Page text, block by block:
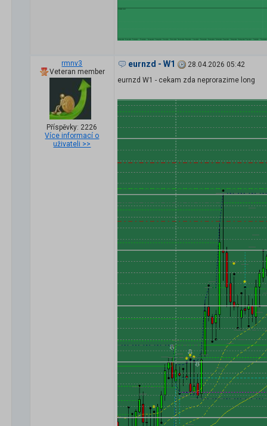
rmnv3
Veteran member
Příspěvky: 2226
Více informací o
uživateli >>
eurnzd - W1
28.04.2026 05:42
eurnzd W1 - cekam zda neprorazime long